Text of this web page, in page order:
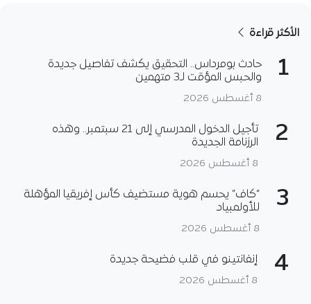
الأكثر قراءة
1
حادث بومرداس.. التحقيق يكشف تفاصيل جديدة
والحبس المؤقت لـ3 متهمين
8 أغسطس 2026
2
تأجيل الدخول المدرسي إلى 21 سبتمبر.. وهذه
الرزنامة الجديدة
8 أغسطس 2026
3
“كاف” يحسم هوية مستضيف كأس إفريقيا المؤهلة
للأولمبياد
8 أغسطس 2026
4 إنفانتينو في قلب فضيحة جديدة
8 أغسطس 2026